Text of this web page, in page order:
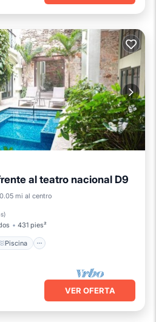
al teatro nacional D9
0.05 mi al centro
)
431 pies²
Piscina
Piscina
VER OFERTA